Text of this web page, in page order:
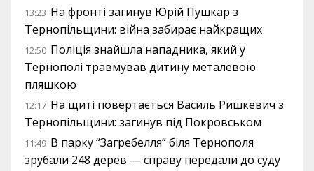
13:23 На фронті загинув Юрій Пушкар з
Тернопільщини: війна забирає найкращих
12:50 Поліція знайшла нападника, який у
Тернополі травмував дитину металевою
пляшкою
12:17 На щиті повертається Василь Ришкевич з
Тернопільщини: загинув під Покровськом
11:49 В парку “Загребелля” біля Тернополя
зрубали 248 дерев — справу передали до суду